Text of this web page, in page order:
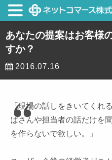
あなたの提案はお客様
すか？
2016.07.16
「現場の話しをきいてくれ
ばさんや担当者の話だけを
を作らないで欲しい。」